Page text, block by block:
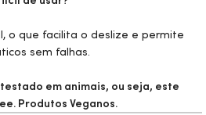
o que facilita o deslize e permite
sem falhas.
em animais, ou seja, este
. Produtos Veganos.